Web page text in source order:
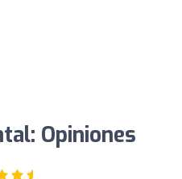
Opiniones